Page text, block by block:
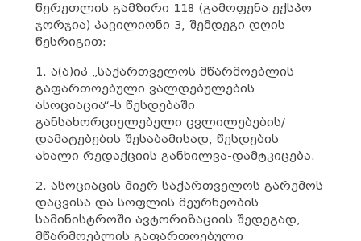
წერეთლის გამზირი 118 (გამოფენა ექსპო
ჯორჯია) პავილიონი 3, შემდეგი დღის
წესრიგით:
1. ა(ა)იპ „საქართველოს მწარმოებლის
გაფართოებული ვალდებულების
ასოციაცია“-ს წესდებაში
განსახორციელებელი ცვლილებების/
დამატებების შესაბამისად, წესდების
ახალი რედაქციის განხილვა-დამტკიცება.
2. ასოციაცის მიერ საქართველოს გარემოს
დაცვისა და სოფლის მეურნეობის
სამინისტროში ავტორიზაციის შედეგად,
მწარმოებლის გაფართოებული